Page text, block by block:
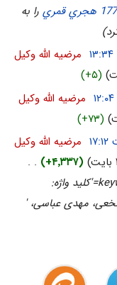
را به
‏ مرضیه الله وکیل
(+۵)
‏ مرضیه الله وکیل
(+۷۳)
‏ مرضیه الله وکیل
(+۴٬۳۳۷)
. .
(صفحه‌ای جدید حاوی ' <keywords content='کلید واژه:
نخعی، مهدی عباسی، '